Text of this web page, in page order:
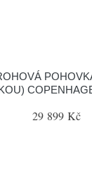
29 899 Kč